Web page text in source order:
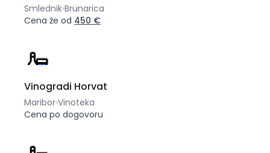
Smlednik Brunarica
Cena že od 450 €
Vinogradi Horvat
Maribor Vinoteka
Cena po dogovoru